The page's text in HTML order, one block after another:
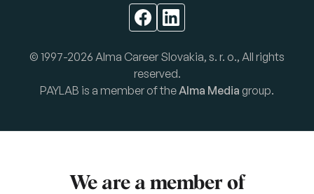
© 1997-2026 Alma Career Slovakia, s. r. o., All rights
reserved.
PAYLAB is a member of the Alma Media group.
We are a member of